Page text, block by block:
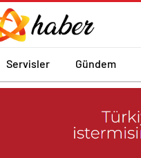
Servisler Gündem